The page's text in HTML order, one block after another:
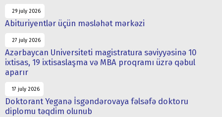
29 july 2026
Abituriyentlər üçün məsləhət mərkəzi
27 july 2026
Azərbaycan Universiteti magistratura səviyyəsinə 10
ixtisas, 19 ixtisaslaşma və MBA proqramı üzrə qəbul
aparır
17 july 2026
Doktorant Yeganə İsgəndərovaya fəlsəfə doktoru
diplomu təqdim olunub